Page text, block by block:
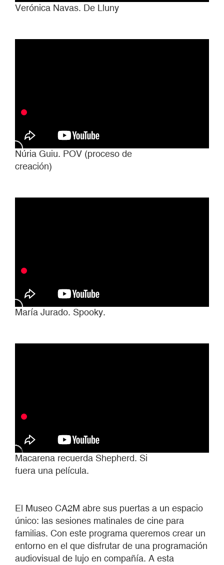
Verónica Navas. De Lluny
Núria Guiu. POV (proceso de
creación)
María Jurado. Spooky.
Macarena recuerda Shepherd. Si
fuera una película.
El Museo CA2M abre sus puertas a un espacio
único: las sesiones matinales de cine para
familias. Con este programa queremos crear un
entorno en el que disfrutar de una programación
audiovisual de lujo en compañía. A esta